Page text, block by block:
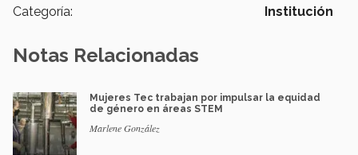
Categoría: Institución
Notas Relacionadas
Mujeres Tec trabajan por impulsar la equidad
de género en áreas STEM
Marlene González